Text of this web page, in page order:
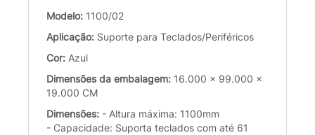
Modelo: 1100/02
Aplicação: Suporte para Teclados/Periféricos
Cor: Azul
Dimensões da embalagem: 16.000 x 99.000 x
19.000 CM
Dimensões: - Altura máxima: 1100mm
- Capacidade: Suporta teclados com até 61